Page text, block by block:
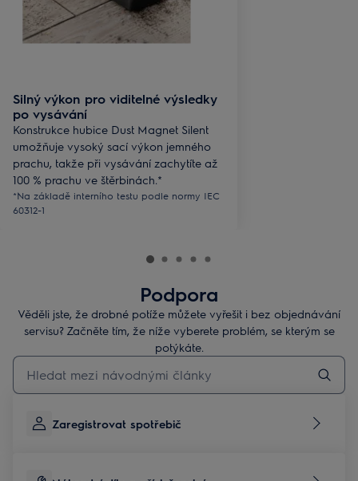
Silný výkon pro viditelné výsledky
po vysávání
Konstrukce hubice Dust Magnet Silent
umožňuje vysoký sací výkon jemného
prachu, takže při vysávání zachytíte až
100 % prachu ve štěrbinách.*
*Na základě interního testu podle normy IEC
60312-1
Podpora
Věděli jste, že drobné potíže můžete vyřešit i bez objednávání
servisu? Začněte tím, že níže vyberete problém, se kterým se
potýkáte.
Pro vyhledávání v článcích technické podpory začněte psát
Zaregistrovat spotřebič